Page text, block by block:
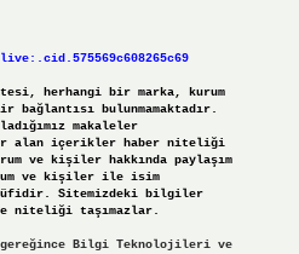
herhangi bir marka, kurum
bulunmamaktadır.
makaleler
alan içerikler haber niteliği
ve kişiler hakkında paylaşım
ve kişiler ile isim
Sitemizdeki bilgiler
niteliği taşımazlar.
gereğince Bilgi Teknolojileri ve